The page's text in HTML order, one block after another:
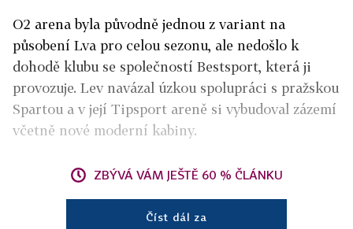
O2 arena byla původně jednou z variant na
působení Lva pro celou sezonu, ale nedošlo k
dohodě klubu se společností Bestsport, která ji
provozuje. Lev navázal úzkou spolupráci s pražskou
Spartou a v její Tipsport areně si vybudoval zázemí
včetně nové moderní kabiny.
ZBÝVÁ VÁM JEŠTĚ 60 % ČLÁNKU
Číst dál za